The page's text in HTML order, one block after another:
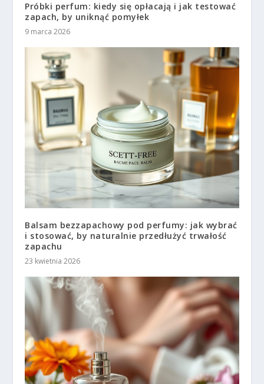
Próbki perfum: kiedy się opłacają i jak testować
zapach, by uniknąć pomyłek
9 marca 2026
Balsam bezzapachowy pod perfumy: jak wybrać
i stosować, by naturalnie przedłużyć trwałość
zapachu
23 kwietnia 2026